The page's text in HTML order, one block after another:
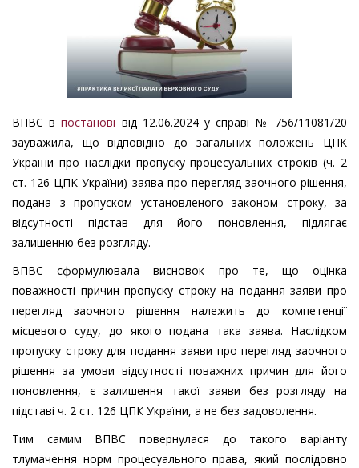
ВПВС впостанові від 12.06.2024 у справі № 756/11081/20
зауважила, що відповідно до загальних положень ЦПК
України про наслідки пропуску процесуальних строків (ч. 2
ст. 126 ЦПК України) заява про перегляд заочного рішення,
подана з пропуском установленого законом строку, за
відсутності підстав для його поновлення, підлягає
залишенню без розгляду.
ВПВС сформулювала висновок про те, що оцінка
поважності причин пропуску строку на подання заяви про
перегляд заочного рішення належить до компетенції
місцевого суду, до якого подана така заява. Наслідком
пропуску строку для подання заяви про перегляд заочного
рішення за умови відсутності поважних причин для його
поновлення, є залишення такої заяви без розгляду на
підставі ч. 2 ст. 126 ЦПК України, а не без задоволення.
Тим самим ВПВС повернулася до такого варіанту
тлумачення норм процесуального права, який послідовно